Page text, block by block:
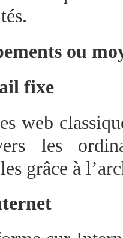
ou
fixe
web
les
grâce à